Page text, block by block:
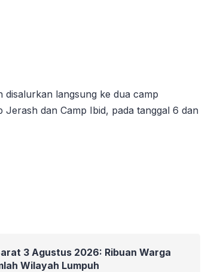
disalurkan langsung ke dua camp
Jerash dan Camp Ibid, pada tanggal 6 dan
3 Agustus 2026: Ribuan Warga
Wilayah Lumpuh